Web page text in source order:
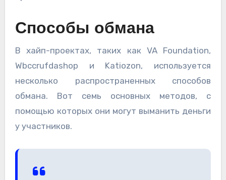
Способы обмана
В хайп-проектах, таких как VA Foundation,
Wbccrufdashop и Katiozon, используется
несколько распространенных способов
обмана. Вот семь основных методов, с
помощью которых они могут выманить деньги
у участников.